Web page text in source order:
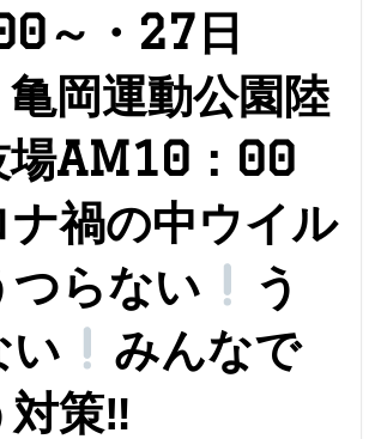
～・27日
亀岡運動公園陸
場AM10：00
ナ禍の中ウイル
つらない
う
い
みんなで
策‼